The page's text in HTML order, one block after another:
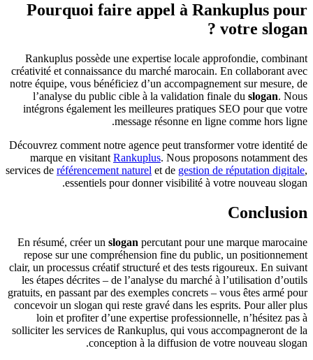
Pourquoi faire appel à Rankuplus pour
votre slogan ?
Rankuplus possède une expertise locale approfondie, combinant
créativité et connaissance du marché marocain. En collaborant avec
notre équipe, vous bénéficiez d’un accompagnement sur mesure, de
l’analyse du public cible à la validation finale du slogan. Nous
intégrons également les meilleures pratiques SEO pour que votre
message résonne en ligne comme hors ligne.
Découvrez comment notre agence peut transformer votre identité de
marque en visitant Rankuplus. Nous proposons notamment des
services de référencement naturel et de gestion de réputation digitale,
essentiels pour donner visibilité à votre nouveau slogan.
Conclusion
En résumé, créer un slogan percutant pour une marque marocaine
repose sur une compréhension fine du public, un positionnement
clair, un processus créatif structuré et des tests rigoureux. En suivant
les étapes décrites – de l’analyse du marché à l’utilisation d’outils
gratuits, en passant par des exemples concrets – vous êtes armé pour
concevoir un slogan qui reste gravé dans les esprits. Pour aller plus
loin et profiter d’une expertise professionnelle, n’hésitez pas à
solliciter les services de Rankuplus, qui vous accompagneront de la
conception à la diffusion de votre nouveau slogan.